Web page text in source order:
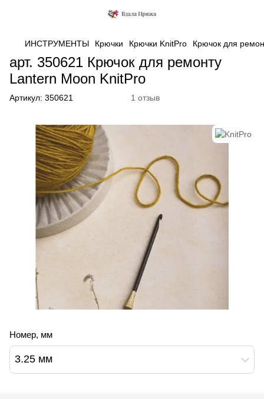
ИНСТРУМЕНТЫ Крючки Крючки KnitPro Крючок для
арт. 350621 Крючок для ремонту
Lantern Moon KnitPro
Артикул: 350621 1 отзыв
Номер, мм
3.25 мм